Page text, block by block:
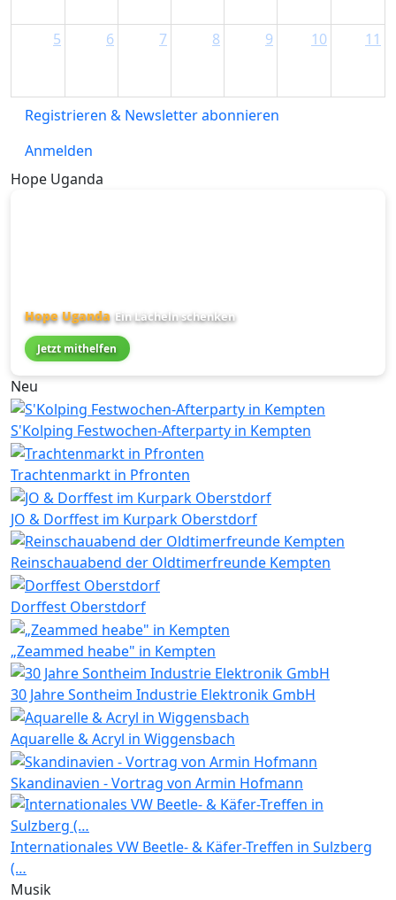
5 6 7 8 9 10 11
Registrieren & Newsletter abonnieren
Anmelden
Hope Uganda
Hope Uganda Ein Lächeln schenken
Jetzt mithelfen
Neu
S'Kolping Festwochen-Afterparty in Kempten
Trachtenmarkt in Pfronten
JO & Dorffest im Kurpark Oberstdorf
Reinschauabend der Oldtimerfreunde Kempten
Dorffest Oberstdorf
„Zeammed heabe" in Kempten
30 Jahre Sontheim Industrie Elektronik GmbH
Aquarelle & Acryl in Wiggensbach
Skandinavien - Vortrag von Armin Hofmann
Internationales VW Beetle- & Käfer-Treffen in Sulzberg
(…
Musik